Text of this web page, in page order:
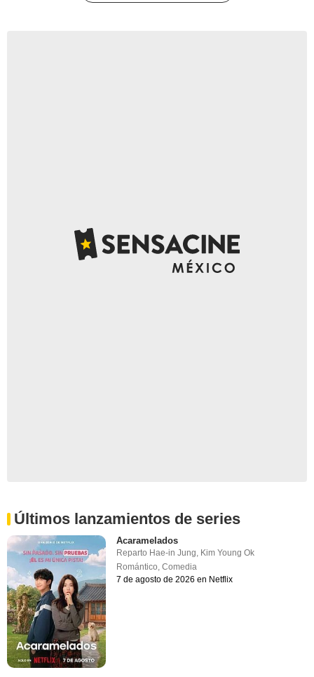
Últimos lanzamientos de series
Acaramelados
Reparto Hae-in Jung, Kim Young Ok
Romántico,Comedia
7 de agosto de 2026 en Netflix